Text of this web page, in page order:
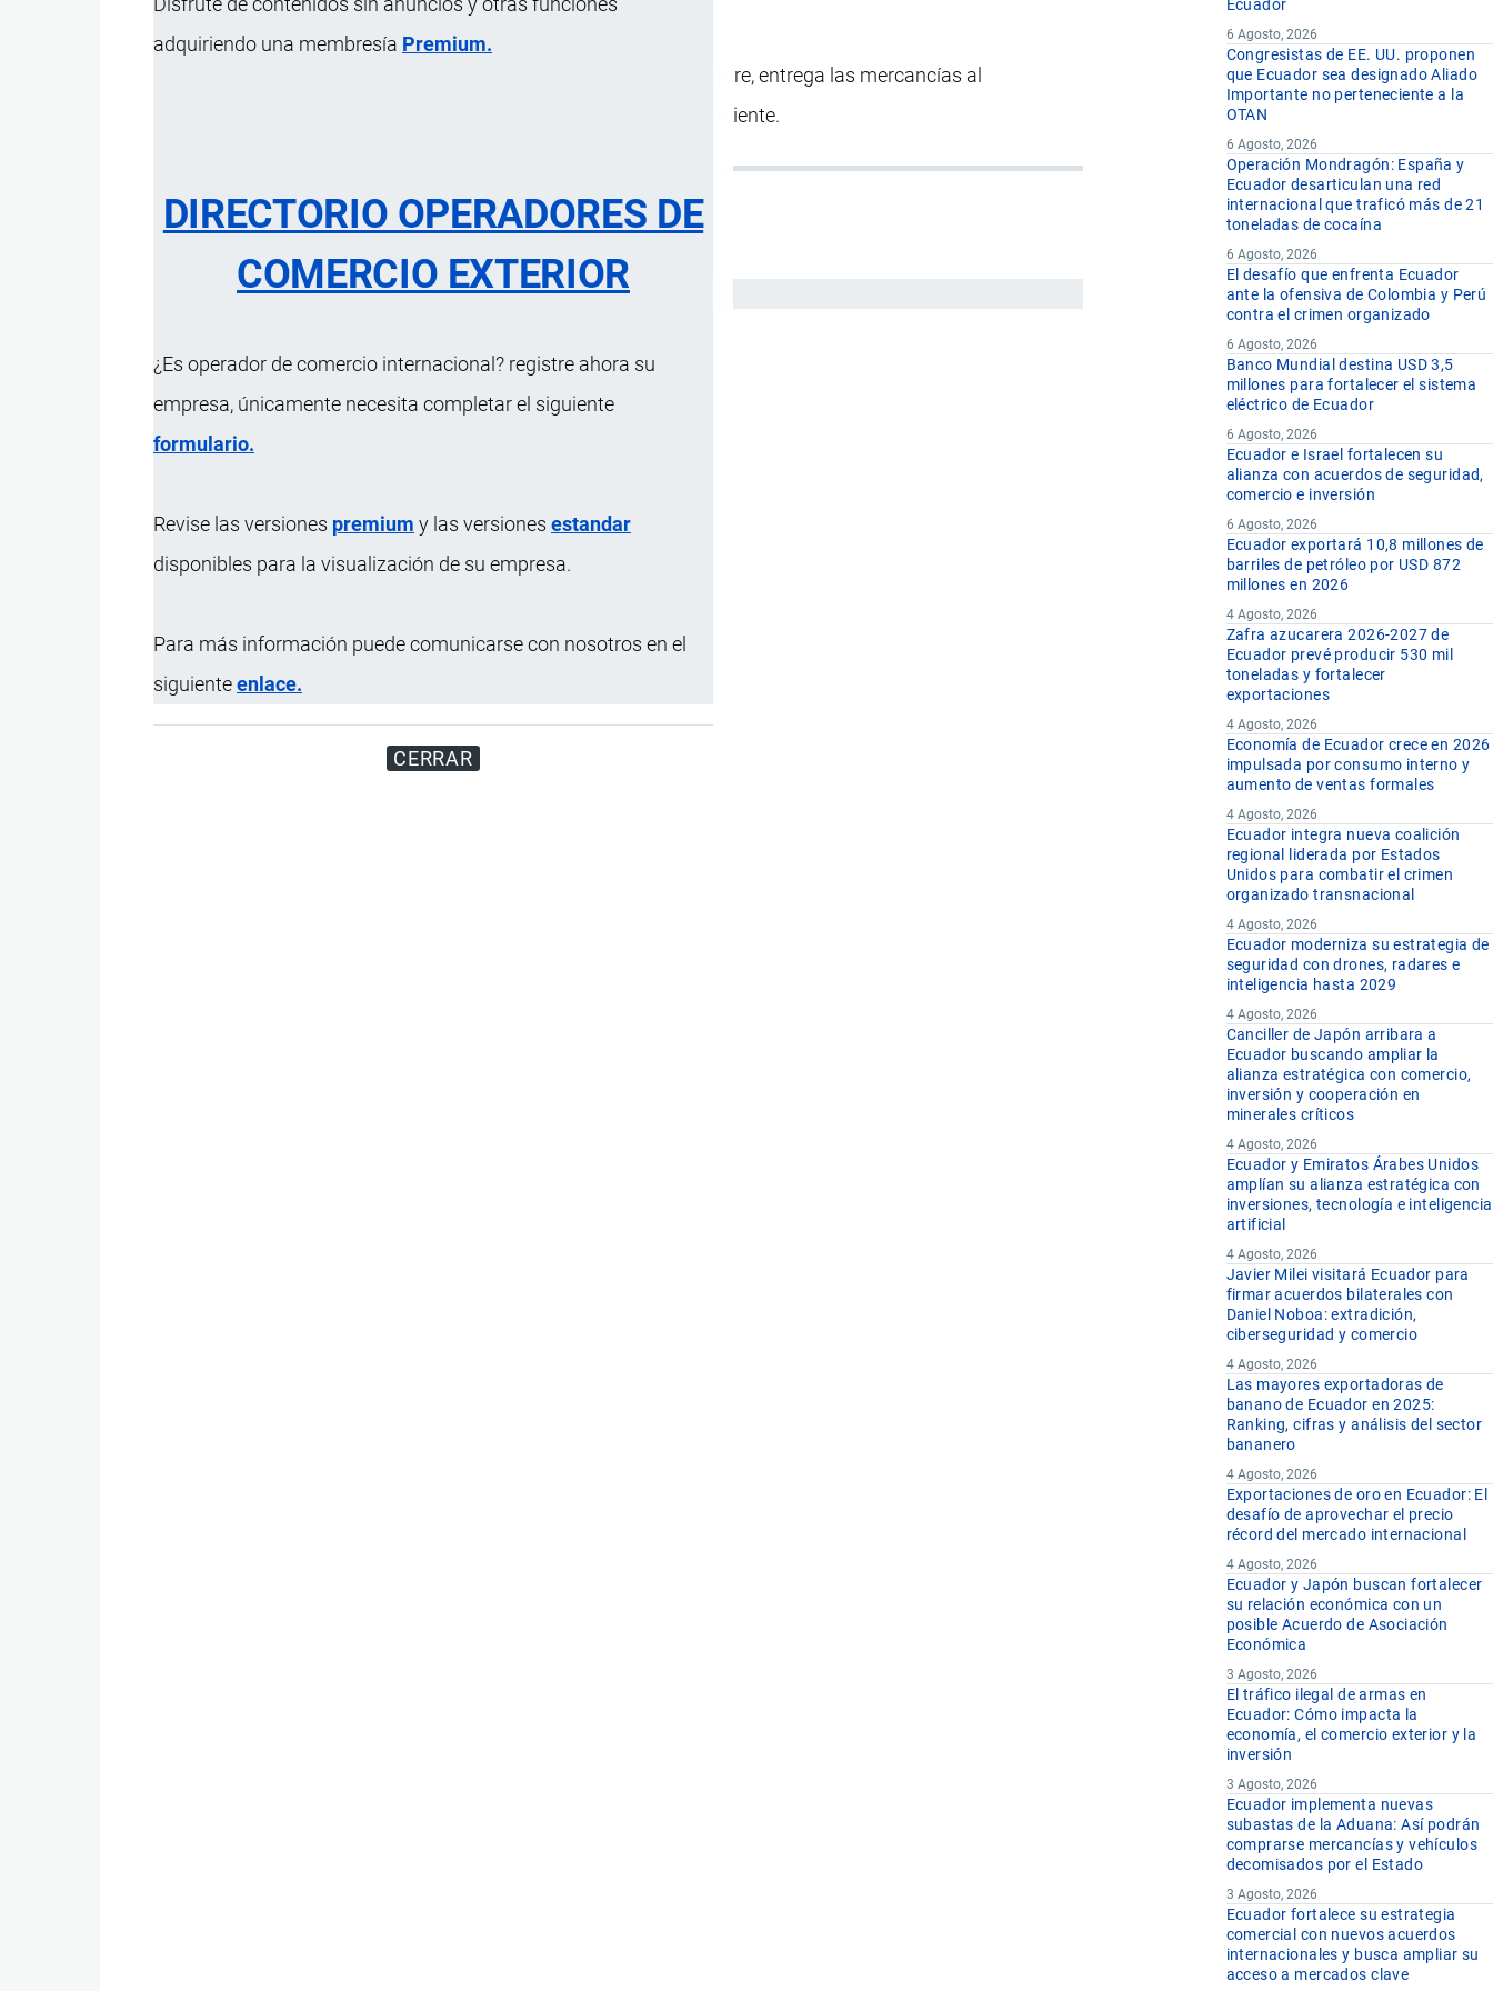
adquiriendo una membresía Premium.
DIRECTORIO OPERADORES DE
COMERCIO EXTERIOR
¿Es operador de comercio internacional? registre ahora su
empresa, únicamente necesita completar el siguiente
formulario.
Revise las versiones premium y las versiones estandar
disponibles para la visualización de su empresa.
Para más información puede comunicarse con nosotros en el
siguienteenlace.
CERRAR
que por sí o por medio de otra que actúa en su nombre, entrega las mercancías al
autorizado y suscribe el documento correspondiente.
Actualizado el 9 Septiembre, 2024 Español
Ecuador
6 Agosto, 2026
Congresistas de EE. UU. proponen
que Ecuador sea designado Aliado
Importante no perteneciente a la
OTAN
6 Agosto, 2026
Operación Mondragón: España y
Ecuador desarticulan una red
internacional que traficó más de 21
toneladas de cocaína
6 Agosto, 2026
El desafío que enfrenta Ecuador
ante la ofensiva de Colombia y Perú
contra el crimen organizado
6 Agosto, 2026
Banco Mundial destina USD 3,5
millones para fortalecer el sistema
eléctrico de Ecuador
6 Agosto, 2026
Ecuador e Israel fortalecen su
alianza con acuerdos de seguridad,
comercio e inversión
6 Agosto, 2026
Ecuador exportará 10,8 millones de
barriles de petróleo por USD 872
millones en 2026
4 Agosto, 2026
Zafra azucarera 2026-2027 de
Ecuador prevé producir 530 mil
toneladas y fortalecer
exportaciones
4 Agosto, 2026
Economía de Ecuador crece en 2026
impulsada por consumo interno y
aumento de ventas formales
4 Agosto, 2026
Ecuador integra nueva coalición
regional liderada por Estados
Unidos para combatir el crimen
organizado transnacional
4 Agosto, 2026
Ecuador moderniza su estrategia de
seguridad con drones, radares e
inteligencia hasta 2029
4 Agosto, 2026
Canciller de Japón arribara a
Ecuador buscando ampliar la
alianza estratégica con comercio,
inversión y cooperación en
minerales críticos
4 Agosto, 2026
Ecuador y Emiratos Árabes Unidos
amplían su alianza estratégica con
inversiones, tecnología e inteligencia
artificial
4 Agosto, 2026
Javier Milei visitará Ecuador para
firmar acuerdos bilaterales con
Daniel Noboa: extradición,
ciberseguridad y comercio
4 Agosto, 2026
Las mayores exportadoras de
banano de Ecuador en 2025:
Ranking, cifras y análisis del sector
bananero
4 Agosto, 2026
Exportaciones de oro en Ecuador: El
desafío de aprovechar el precio
récord del mercado internacional
4 Agosto, 2026
Ecuador y Japón buscan fortalecer
su relación económica con un
posible Acuerdo de Asociación
Económica
3 Agosto, 2026
El tráfico ilegal de armas en
Ecuador: Cómo impacta la
economía, el comercio exterior y la
inversión
3 Agosto, 2026
Ecuador implementa nuevas
subastas de la Aduana: Así podrán
comprarse mercancías y vehículos
decomisados por el Estado
3 Agosto, 2026
Ecuador fortalece su estrategia
comercial con nuevos acuerdos
internacionales y busca ampliar su
acceso a mercados clave